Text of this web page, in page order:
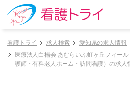
看護トライ 求人検索 愛知県の求人情報
医療法人白楊会 あむらいふ虹ヶ丘フィー
護師・有料老人ホーム・訪問看護）の求人